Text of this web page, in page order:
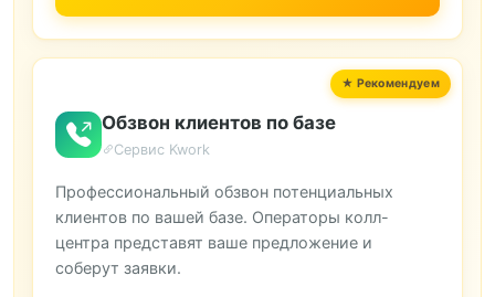
Обзвон клиентов по базе
Сервис Kwork
Профессиональный обзвон потенциальных
клиентов по вашей базе. Операторы колл-
центра представят ваше предложение и
соберут заявки.